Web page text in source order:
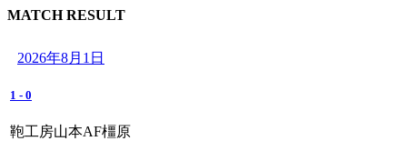
MATCH RESULT
2026年8月1日
1 - 0
鞄工房山本AF橿原